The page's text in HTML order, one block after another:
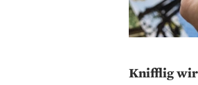
Knifflig